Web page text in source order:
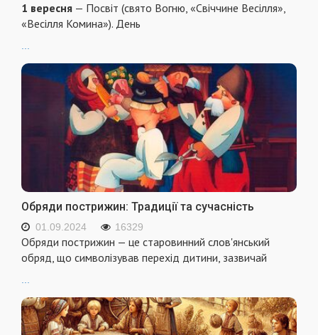
1 вересня — Посвіт (свято Вогню, «Свіччине Весілля»,
«Весілля Комина»). День
...
Обряди пострижин: Традиції та сучасність
01.09.2024 16329
Обряди пострижин — це старовинний слов'янський
обряд, що символізував перехід дитини, зазвичай